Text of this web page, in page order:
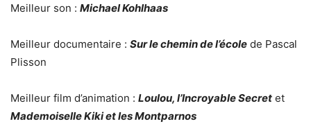
Meilleur son : Michael Kohlhaas
Meilleur documentaire : Sur le chemin de l’école de Pascal
Plisson
Meilleur film d’animation : Loulou, l’Incroyable Secret et
Mademoiselle Kiki et les Montparnos